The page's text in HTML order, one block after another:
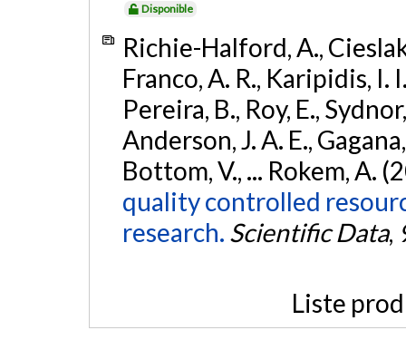
Disponible
Richie-Halford, A.,
Franco, A. R., Karipidis, I.
Pereira, B., Roy, E.,
Anderson, J. A. E.,
Bottom, V., ... Rokem, A.
quality controlled
research. Scientific Data,
Liste